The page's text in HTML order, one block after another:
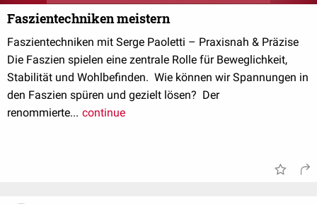
Faszientechniken meistern
Faszientechniken mit Serge Paoletti – Praxisnah & Präzise
Die Faszien spielen eine zentrale Rolle für Beweglichkeit,
Stabilität und Wohlbefinden. Wie können wir Spannungen in
den Faszien spüren und gezielt lösen? Der
renommierte... continue